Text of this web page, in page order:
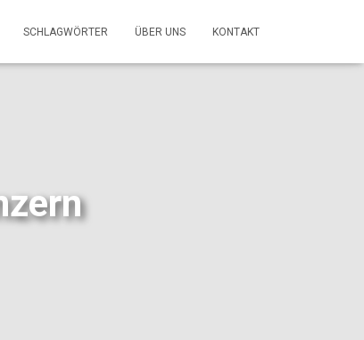
SCHLAGWÖRTER ÜBER UNS KONTAKT